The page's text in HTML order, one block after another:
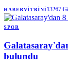
HABERVITRINI13267
SPOR
bulundu